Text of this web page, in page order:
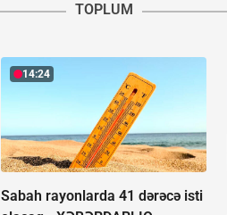
TOPLUM
14:24
Sabah rayonlarda 41 dərəcə isti